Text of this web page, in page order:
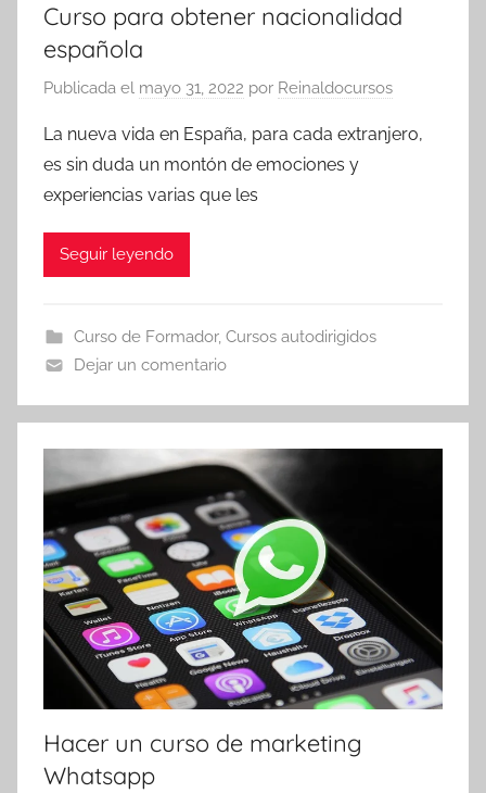
Curso para obtener nacionalidad
española
Publicada el mayo 31, 2022 por Reinaldocursos
La nueva vida en España, para cada extranjero,
es sin duda un montón de emociones y
experiencias varias que les
Seguir leyendo
Curso de Formador, Cursos autodirigidos
Dejar un comentario
Hacer un curso de marketing
Whatsapp